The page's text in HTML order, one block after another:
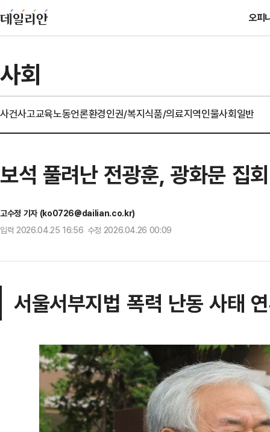
오피
사회
사건사고교육노동언론환경인권/복지식품/의료지역인물사회일반
보석 풀려난 전광훈, 광화문 집
고수정 기자 (ko0726@dailian.co.kr)
입력 2026.04.25 16:56 수정 2026.04.26 00:09
서울서부지법 폭력 난동 사태